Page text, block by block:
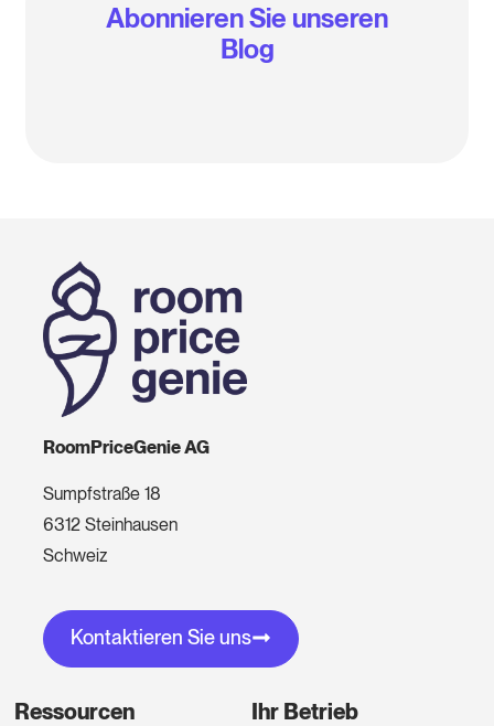
Abonnieren Sie unseren
Blog
RoomPriceGenie AG
Sumpfstraße 18
6312 Steinhausen
Schweiz
Kontaktieren Sie uns
Ressourcen Ihr Betrieb